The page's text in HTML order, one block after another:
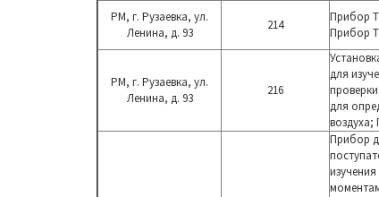
РМ, г. Рузаевка, ул.
Ленина, д. 93
214
Прибор
Прибор
РМ, г. Рузаевка, ул.
Ленина, д. 93
216
для
для
воздуха;
Прибор